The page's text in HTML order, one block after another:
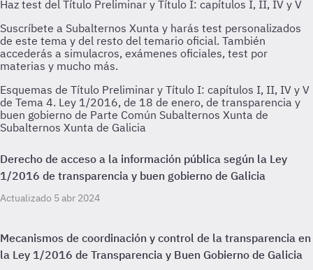
Esquemas de Título Preliminar y Título I: capítulos I, II, IV y V
de Tema 4. Ley 1/2016, de 18 de enero, de transparencia y
buen gobierno de Parte Común Subalternos Xunta de
Subalternos Xunta de Galicia
Derecho de acceso a la información pública según la Ley
1/2016 de transparencia y buen gobierno de Galicia
Actualizado 5 abr 2024
Mecanismos de coordinación y control de la transparencia en
la Ley 1/2016 de Transparencia y Buen Gobierno de Galicia